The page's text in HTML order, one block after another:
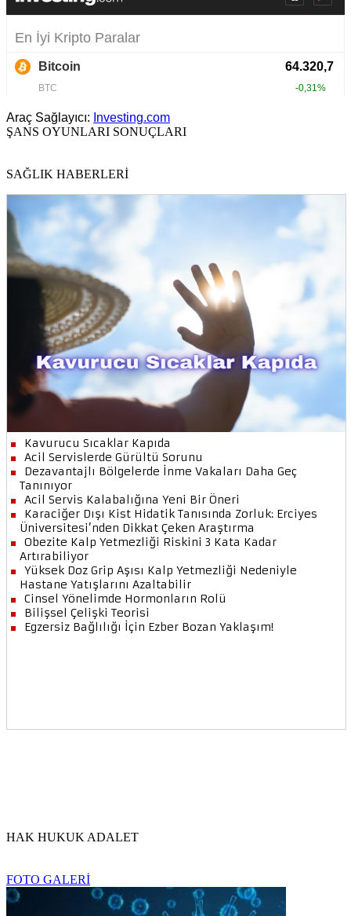
Araç Sağlayıcı: Investing.com
ŞANS OYUNLARI SONUÇLARI
SAĞLIK HABERLERİ
HAK HUKUK ADALET
FOTO GALERİ